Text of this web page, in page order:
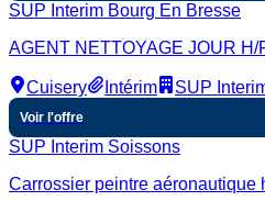
SUP Interim Bourg En Bresse
AGENT NETTOYAGE JOUR H/
Cuisery Intérim SUP
Voir l'offre
SUP Interim Soissons
Carrossier peintre aéronautique